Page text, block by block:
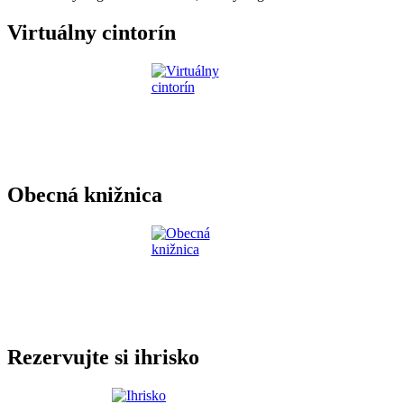
Virtuálny cintorín
Obecná knižnica
Rezervujte si ihrisko